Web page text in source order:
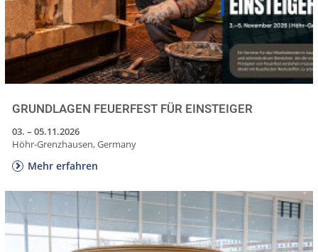
GRUNDLAGEN FEUERFEST FÜR EINSTEIGER
03. – 05.11.2026
Höhr-Grenzhausen, Germany
Mehr erfahren